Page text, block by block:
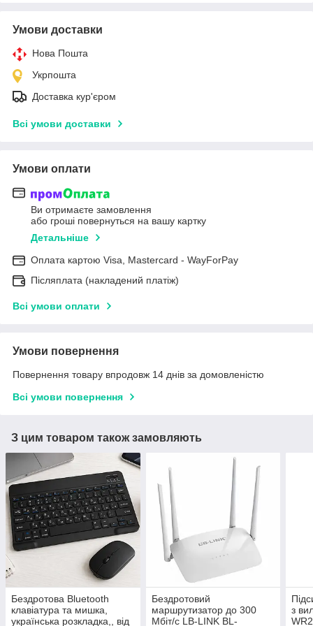
Умови доставки
Нова Пошта
Укрпошта
Доставка кур'єром
Всі умови доставки
Умови оплати
Ви отримаєте замовлення
або гроші повернуться на вашу картку
Детальніше
Оплата картою Visa, Mastercard - WayForPay
Післяплата (накладений платіж)
Всі умови оплати
Умови повернення
Повернення товару впродовж 14 днів за домовленістю
Всі умови повернення
З цим товаром також замовляють
Бездротова Bluetooth
клавіатура та мишка,
українська розкладка,, від
Бездротовий
маршрутизатор до 300
Мбіт/с LB-LINK BL-
з